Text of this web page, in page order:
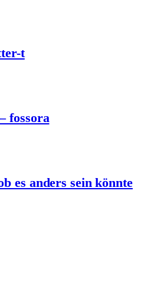
t
fossora
es anders sein könnte